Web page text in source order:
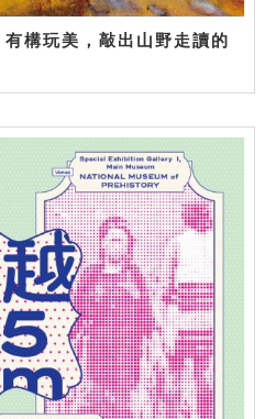
有構玩美，敲出山野走讀的